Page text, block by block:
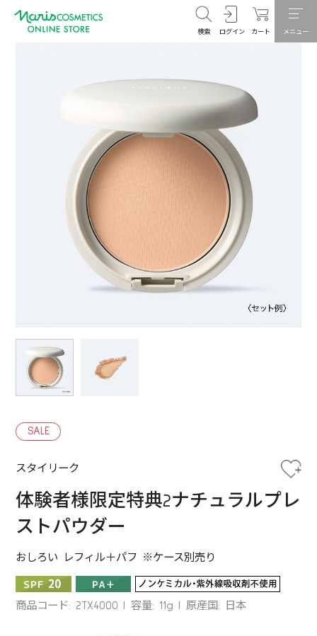
検索 ログイン カート メニュー
SALE
スタイリーク
体験者様限定特典2ナチュラルプレ
ストパウダー
おしろい レフィル＋パフ ※ケース別売り
商品コード: 2TX4000 容量: 11g 原産国: 日本